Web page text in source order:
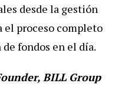
desde la gestión
el proceso completo
fondos en el día.
BILL Group